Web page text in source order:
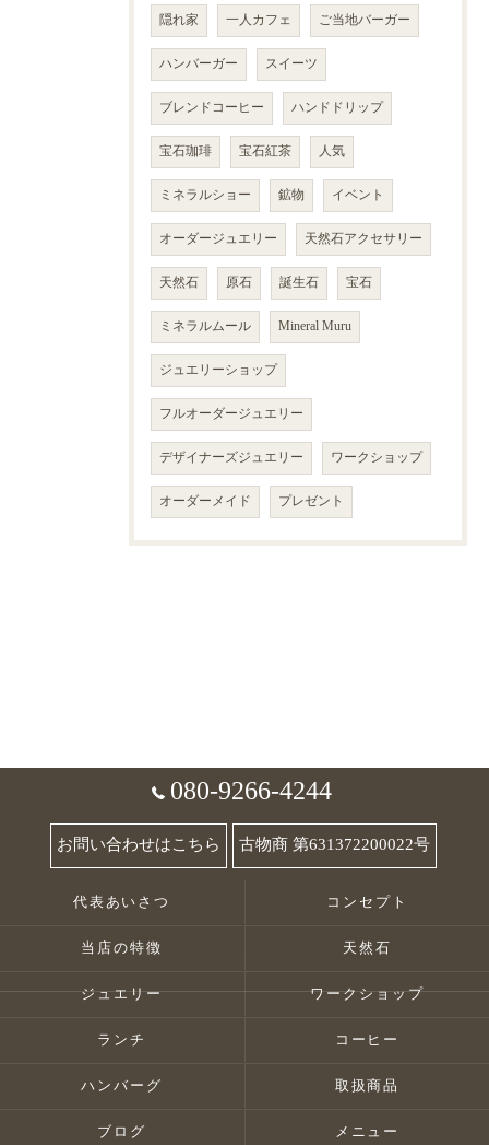
隠れ家 一人カフェ ご当地バーガー
ハンバーガー スイーツ
ブレンドコーヒー ハンドドリップ
宝石珈琲 宝石紅茶 人気
ミネラルショー 鉱物 イベント
オーダージュエリー 天然石アクセサリー
天然石 原石 誕生石 宝石
ミネラルムール Mineral Muru
ジュエリーショップ
フルオーダージュエリー
デザイナーズジュエリー ワークショップ
オーダーメイド プレゼント
080-9266-4244
お問い合わせはこちら 古物商 第631372200022号
代表あいさつ コンセプト
当店の特徴 天然石
ジュエリー ワークショップ
ランチ コーヒー
ハンバーグ 取扱商品
ブログ メニュー